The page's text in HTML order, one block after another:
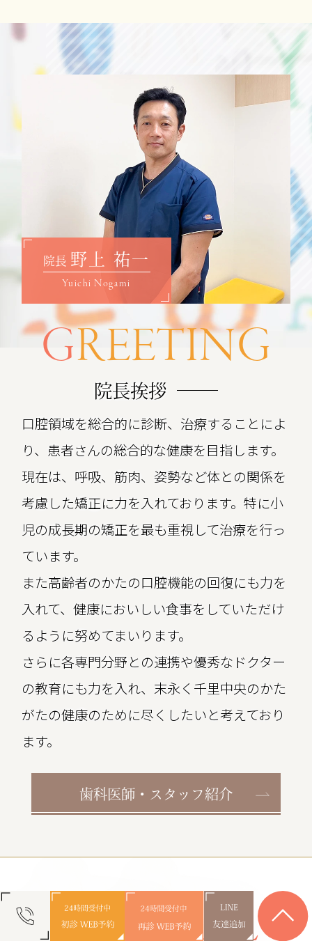
院長 野上 祐一
Yuichi Nogami
GREETING
院長挨拶
口腔領域を総合的に診断、治療することによ
り、患者さんの総合的な健康を目指します。
現在は、呼吸、筋肉、姿勢など体との関係を
考慮した矯正に力を入れております。特に小
児の成長期の矯正を最も重視して治療を行っ
ています。
また高齢者のかたの口腔機能の回復にも力を
入れて、健康においしい食事をしていただけ
るように努めてまいります。
さらに各専門分野との連携や優秀なドクター
の教育にも力を入れ、末永く千里中央のかた
がたの健康のために尽くしたいと考えており
ます。
歯科医師・スタッフ紹介
MEDICAL